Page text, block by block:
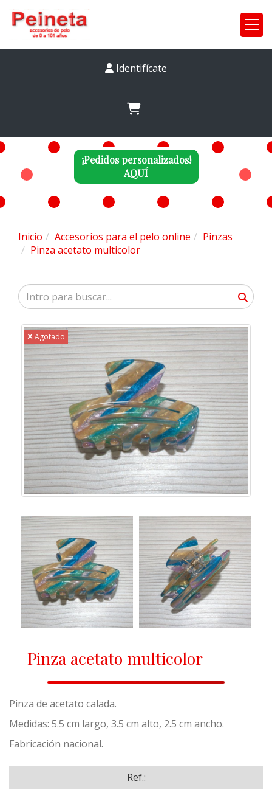
Identifícate
¡Pedidos personalizados!
AQUÍ
Inicio Accesorios para el pelo online
Pinzas
Pinza acetato multicolor
Agotado
Pinza acetato multicolor
Pinza de acetato calada.
Medidas: 5.5 cm largo, 3.5 cm alto, 2.5 cm ancho.
Fabricación nacional.
Ref.: